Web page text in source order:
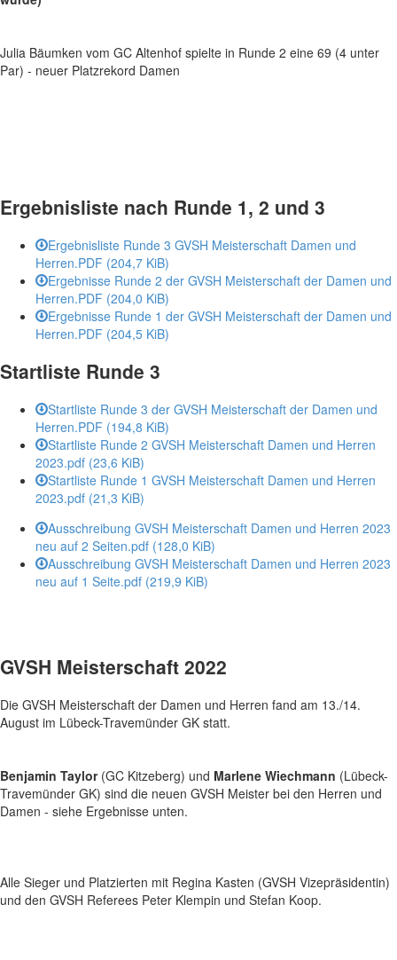
Julia Bäumken vom GC Altenhof spielte in Runde 2 eine 69 (4 unter
Par) - neuer Platzrekord Damen
Ergebnisliste nach Runde 1, 2 und 3
Ergebnisliste Runde 3 GVSH Meisterschaft Damen und
Herren.PDF (204,7 KiB)
Ergebnisse Runde 2 der GVSH Meisterschaft der Damen und
Herren.PDF (204,0 KiB)
Ergebnisse Runde 1 der GVSH Meisterschaft der Damen und
Herren.PDF (204,5 KiB)
Startliste Runde 3
Startliste Runde 3 der GVSH Meisterschaft der Damen und
Herren.PDF (194,8 KiB)
Startliste Runde 2 GVSH Meisterschaft Damen und Herren
2023.pdf (23,6 KiB)
Startliste Runde 1 GVSH Meisterschaft Damen und Herren
2023.pdf (21,3 KiB)
Ausschreibung GVSH Meisterschaft Damen und Herren 2023
neu auf 2 Seiten.pdf (128,0 KiB)
Ausschreibung GVSH Meisterschaft Damen und Herren 2023
neu auf 1 Seite.pdf (219,9 KiB)
GVSH Meisterschaft 2022
Die GVSH Meisterschaft der Damen und Herren fand am 13./14.
August im Lübeck-Travemünder GK statt.
Benjamin Taylor(GC Kitzeberg) und Marlene Wiechmann (Lübeck-
Travemünder GK) sind die neuen GVSH Meister bei den Herren und
Damen - siehe Ergebnisse unten.
Alle Sieger und Platzierten mit Regina Kasten (GVSH Vizepräsidentin)
und den GVSH Referees Peter Klempin und Stefan Koop.